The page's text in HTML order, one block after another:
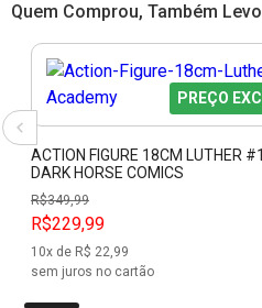
Quem Comprou, Também
PREÇO
ACTION FIGURE 18CM LUTHER
DARK HORSE COMICS
R$349,99
R$229,99
10x de R$ 22,99
sem juros no cartão